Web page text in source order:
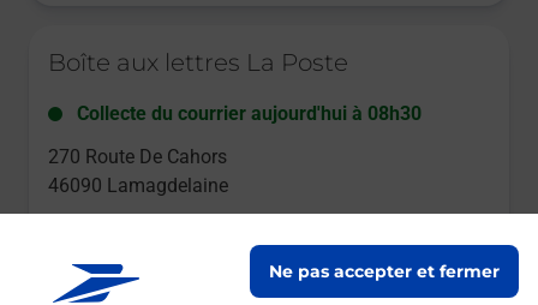
Ne pas accepter et fermer
Boîte aux lettres La Poste
Collecte du courrier aujourd'hui à 08h30
270 Route De Cahors
46090 Lamagdelaine